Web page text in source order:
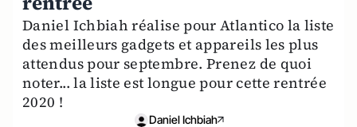
Daniel Ichbiah réalise pour Atlantico la liste
des meilleurs gadgets et appareils les plus
attendus pour septembre. Prenez de quoi
noter... la liste est longue pour cette rentrée
2020 !
Daniel Ichbiah